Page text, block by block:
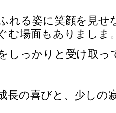
れる姿に笑顔を見せ
む場面もありましま
しっかりと受け取っ
長の喜びと、少しの